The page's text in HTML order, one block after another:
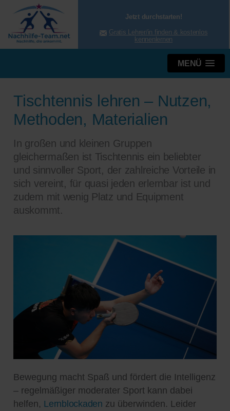
Jetzt durchstarten!
Gratis Lehrer/in finden & kostenlos
kennenlernen
MENÜ
Tischtennis lehren – Nutzen,
Methoden, Materialien
In großen und kleinen Gruppen
gleichermaßen ist Tischtennis ein beliebter
und sinnvoller Sport, der zahlreiche Vorteile in
sich vereint, für quasi jeden erlernbar ist und
zudem mit wenig Platz und Equipment
auskommt.
Bewegung macht Spaß und fördert die Intelligenz
– regelmäßiger moderater Sport kann dabei
helfen, Lernblockaden zu überwinden. Leider